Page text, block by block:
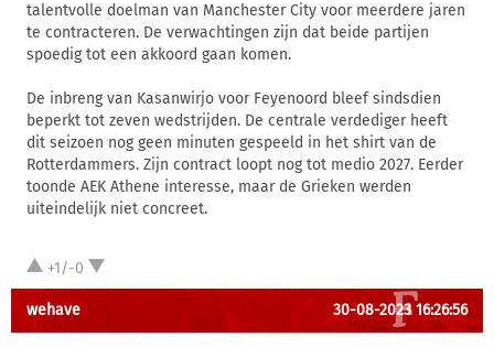
talentvolle doelman van Manchester City voor meerdere jaren
te contracteren. De verwachtingen zijn dat beide partijen
spoedig tot een akkoord gaan komen.
De inbreng van Kasanwirjo voor Feyenoord bleef sindsdien
beperkt tot zeven wedstrijden. De centrale verdediger heeft
dit seizoen nog geen minuten gespeeld in het shirt van de
Rotterdammers. Zijn contract loopt nog tot medio 2027. Eerder
toonde AEK Athene interesse, maar de Grieken werden
uiteindelijk niet concreet.
+1/-0
wehave 30-08-2023 16:26:56